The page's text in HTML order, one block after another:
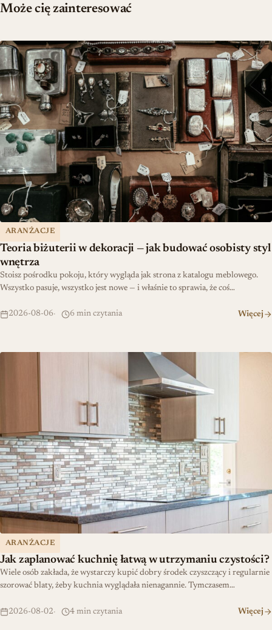
Może cię zainteresować
ARANŻACJE
Teoria biżuterii w dekoracji — jak budować osobisty styl
wnętrza
Stoisz pośrodku pokoju, który wygląda jak strona z katalogu meblowego.
Wszystko pasuje, wszystko jest nowe — i właśnie to sprawia, że coś…
2026-08-06 6 min czytania Więcej
Teoria biżuterii w dekoracji — jak budować osobisty styl wnętrza
ARANŻACJE
Jak zaplanować kuchnię łatwą w utrzymaniu czystości?
Wiele osób zakłada, że wystarczy kupić dobry środek czyszczący i regularnie
szorować blaty, żeby kuchnia wyglądała nienagannie. Tymczasem…
2026-08-02 4 min czytania Więcej
Jak zaplanować kuchnię łatwą w utrzymaniu czystości?